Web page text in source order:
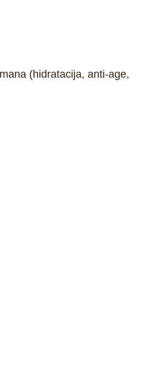
(hidratacija, anti-age,